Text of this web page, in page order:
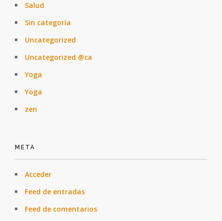
Salud
Sin categoría
Uncategorized
Uncategorized @ca
Yoga
Yoga
zen
META
Acceder
Feed de entradas
Feed de comentarios